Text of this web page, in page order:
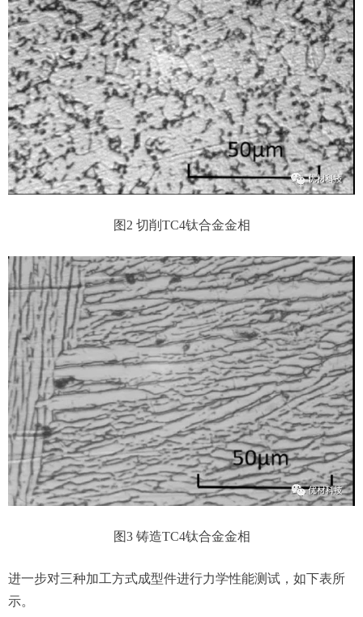
图2 切削TC4钛合金金相
图3 铸造TC4钛合金金相
进一步对三种加工方式成型件进行力学性能测试，如下表所
示。